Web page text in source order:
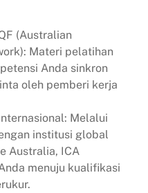
(Australian
Materi pelatihan
Anda sinkron
oleh pemberi kerja
Melalui
institusi global
Australia, ICA
menuju kualifikasi